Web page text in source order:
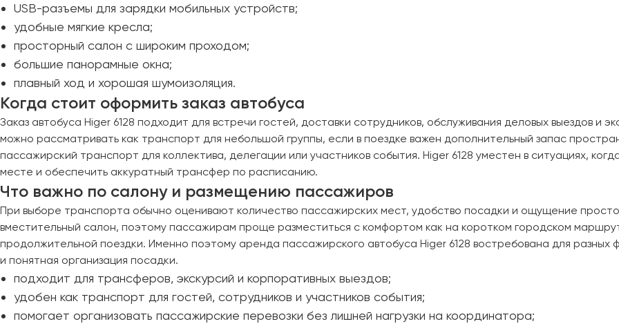
USB-разъемы для зарядки мобильных устройств;
удобные мягкие кресла;
просторный салон с широким проходом;
большие панорамные окна;
плавный ход и хорошая шумоизоляция.
Когда стоит оформить заказ автобуса
Заказ автобуса Higer 6128 подходит для встречи гостей, доставки сотрудников, обслуживания деловых выездов и
можно рассматривать как транспорт для небольшой группы, если в поездке важен дополнительный запас
пассажирский транспорт для коллектива, делегации или участников события. Higer 6128 уместен в ситуациях,
месте и обеспечить аккуратный трансфер по расписанию.
Что важно по салону и размещению пассажиров
При выборе транспорта обычно оценивают количество пассажирских мест, удобство посадки и ощущение
вместительный салон, поэтому пассажирам проще разместиться с комфортом как на коротком городском
продолжительной поездки. Именно поэтому аренда пассажирского автобуса Higer 6128 востребована для разных
и понятная организация посадки.
подходит для трансферов, экскурсий и корпоративных выездов;
удобен как транспорт для гостей, сотрудников и участников события;
помогает организовать пассажирские перевозки без лишней нагрузки на координатора;
Екатеринбург
Иваново
Ижевск
Иркутск
Казань
Калининград
Калуга
Кемерово
Краснодар
Красноярск